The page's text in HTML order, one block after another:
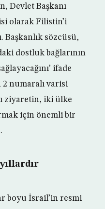
Devlet Başkanı
olarak Filistin’i
Başkanlık sözcüsü,
dostluk bağlarının
ifade
2 numaralı varisi
ziyaretin, iki ülke
için önemli bir
boyu İsrail’in resmi